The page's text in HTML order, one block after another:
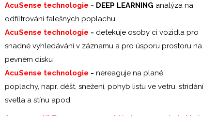
AcuSense technologie - DEEP LEARNING analýza na
odfiltrování falešných poplachu
AcuSense technologie - detekuje osoby ci vozidla pro
snadné vyhledávání v záznamu a pro úsporu prostoru na
pevném disku
AcuSense technologie - nereaguje na plané
poplachy, napr. déšt, snežení, pohyb listu ve vetru, strídání
svetla a stínu apod.